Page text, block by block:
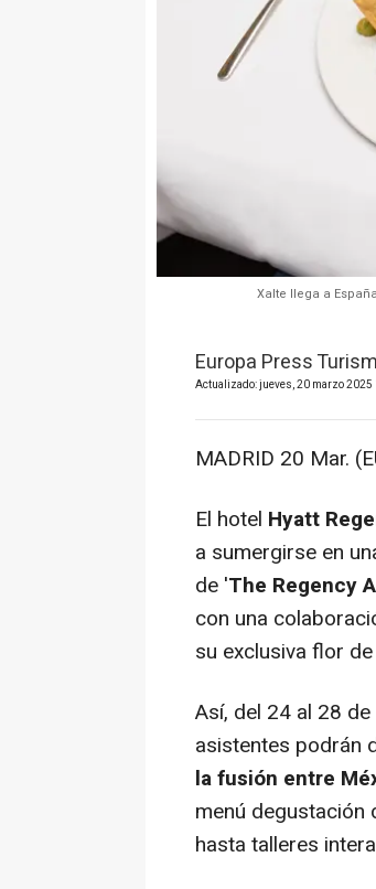
Xalte llega a
Europa Press
Actualizado: jueves, 20 marzo 2025
MADRID 20 Mar.
El hotel Hyatt
a sumergirse en
de 'The Regency
con una
su exclusiva flor
Así, del 24 al 28
asistentes podrán
la fusión entre
menú degustación
hasta talleres